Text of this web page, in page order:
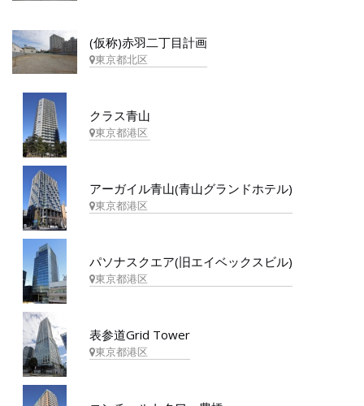
(仮称)赤羽二丁目計画
東京都北区
クラス青山
東京都港区
アーガイル青山(青山グランドホテル)
東京都港区
パソナスクエア(旧エイベックスビル)
東京都港区
表参道Grid Tower
東京都港区